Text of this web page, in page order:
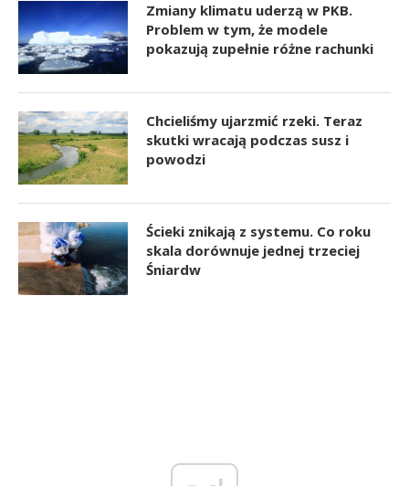
Zmiany klimatu uderzą w PKB.
Problem w tym, że modele
pokazują zupełnie różne rachunki
Chcieliśmy ujarzmić rzeki. Teraz
skutki wracają podczas susz i
powodzi
Ścieki znikają z systemu. Co roku
skala dorównuje jednej trzeciej
Śniardw